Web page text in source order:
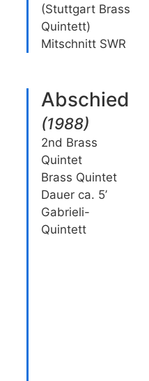
(Stuttgart Brass
Quintett)
Mitschnitt SWR
Abschied
(1988)
2nd Brass
Quintet
Brass Quintet
Dauer ca. 5’
Gabrieli-
Quintett